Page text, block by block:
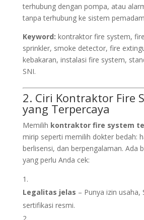
terhubung dengan pompa, atau
tanpa terhubung ke sistem
Keyword: kontraktor fire system,
sprinkler, smoke detector, fire
kebakaran, instalasi fire system,
SNI.
2. Ciri Kontraktor Fire
yang Terpercaya
Memilih kontraktor fire system
mirip seperti memilih dokter bedah:
berlisensi, dan berpengalaman. Ada
yang perlu Anda cek:
Legalitas jelas – Punya izin usaha,
sertifikasi resmi.